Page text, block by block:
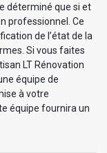
déterminé que si et
professionnel. Ce
de l’état de la
Si vous faites
LT Rénovation
équipe de
à votre
équipe fournira un